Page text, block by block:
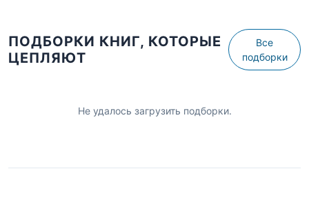
ПОДБОРКИ КНИГ, КОТОРЫЕ
ЦЕПЛЯЮТ
Все
подборки
Не удалось загрузить подборки.